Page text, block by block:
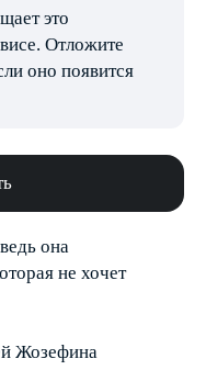
это
Отложите
оно появится
она
не хочет
Жозефина